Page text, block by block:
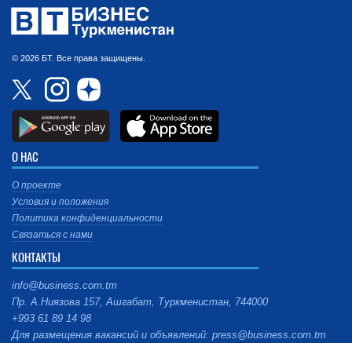
© 2026 БТ. Все права защищены.
О НАС
О проекте
Условия и положения
Политика конфиденциальности
Связаться с нами
КОНТАКТЫ
info@business.com.tm
Пр. А.Ниязова 157, Ашгабат, Туркменистан, 744000
+993 61 89 14 98
Для размещения вакансий и объявлений: press@business.com.tm